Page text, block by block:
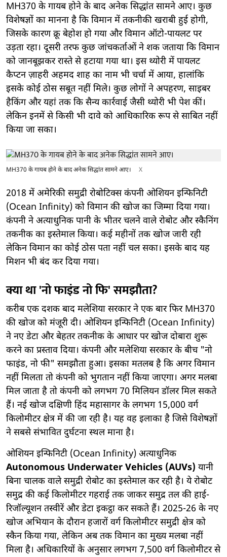
MH370 के गायब होने के बाद अनेक सिद्धांत सामने आए। कुछ
विशेषज्ञों का मानना है कि विमान में तकनीकी खराबी हुई होगी,
जिसके कारण क्रू बेहोश हो गया और विमान ऑटो-पायलट पर
उड़ता रहा। दूसरी तरफ कुछ जांचकर्ताओं ने शक जताया कि विमान
को जानबूझकर रास्ते से हटाया गया था। इस थ्योरी में पायलट
कैप्टन ज़ाहरी अहमद शाह का नाम भी चर्चा में आया, हालांकि
इसके कोई ठोस सबूत नहीं मिले। कुछ लोगों ने अपहरण, साइबर
हैकिंग और यहां तक कि सैन्य कार्रवाई जैसी थ्योरी भी पेश कीं।
लेकिन इनमें से किसी भी दावे को आधिकारिक रूप से साबित नहीं
किया जा सका।
MH370 के गायब होने के बाद अनेक सिद्धांत सामने आए। X
2018 में अमेरिकी समुद्री रोबोटिक्स कंपनी ओशियन इन्फिनिटी
(Ocean Infinity) को विमान की खोज का जिम्मा दिया गया।
कंपनी ने अत्याधुनिक पानी के भीतर चलने वाले रोबोट और स्कैनिंग
तकनीक का इस्तेमाल किया। कई महीनों तक खोज जारी रही
लेकिन विमान का कोई ठोस पता नहीं चल सका। इसके बाद यह
मिशन भी बंद कर दिया गया।
क्या था 'नो फाइंड नो फि' समझौता?
करीब एक दशक बाद मलेशिया सरकार ने एक बार फिर MH370
की खोज को मंजूरी दी। ओशियन इन्फिनिटी (Ocean Infinity)
ने नए डेटा और बेहतर तकनीक के आधार पर खोज दोबारा शुरू
करने का प्रस्ताव दिया। कंपनी और मलेशिया सरकार के बीच "नो
फाइंड, नो फी" समझौता हुआ। इसका मतलब है कि अगर विमान
नहीं मिलता तो कंपनी को भुगतान नहीं किया जाएगा। अगर मलबा
मिल जाता है तो कंपनी को लगभग 70 मिलियन डॉलर मिल सकते
हैं। नई खोज दक्षिणी हिंद महासागर के लगभग 15,000 वर्ग
किलोमीटर क्षेत्र में की जा रही है। यह वह इलाका है जिसे विशेषज्ञों
ने सबसे संभावित दुर्घटना स्थल माना है।
ओशियन इन्फिनिटी (Ocean Infinity) अत्याधुनिक
Autonomous Underwater Vehicles (AUVs) यानी
बिना चालक वाले समुद्री रोबोट का इस्तेमाल कर रही है। ये रोबोट
समुद्र की कई किलोमीटर गहराई तक जाकर समुद्र तल की हाई-
रिजॉल्यूशन तस्वीरें और डेटा इकट्ठा कर सकते हैं। 2025-26 के नए
खोज अभियान के दौरान हजारों वर्ग किलोमीटर समुद्री क्षेत्र को
स्कैन किया गया, लेकिन अब तक विमान का मुख्य मलबा नहीं
मिला है। अधिकारियों के अनुसार लगभग 7,500 वर्ग किलोमीटर से